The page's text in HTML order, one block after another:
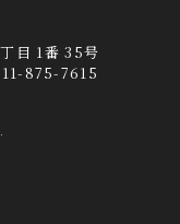
目 1番 35号
875-7615